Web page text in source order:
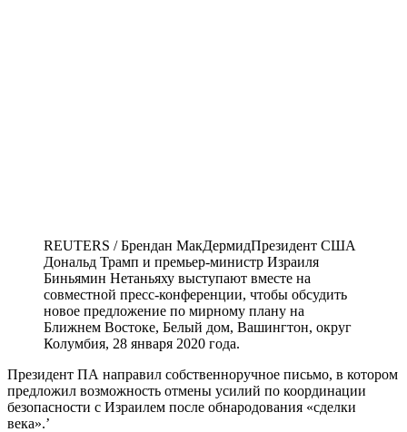
REUTERS / Брендан МакДермидПрезидент США
Дональд Трамп и премьер-министр Израиля
Биньямин Нетаньяху выступают вместе на
совместной пресс-конференции, чтобы обсудить
новое предложение по мирному плану на
Ближнем Востоке, Белый дом, Вашингтон, округ
Колумбия, 28 января 2020 года.
Президент ПА направил собственноручное письмо, в котором
предложил возможность отмены усилий по координации
безопасности с Израилем после обнародования «сделки
века».’